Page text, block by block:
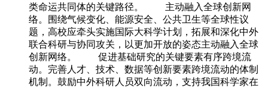
类命运共同体的关键路径。 主动融入全球创新网
络。围绕气候变化、能源安全、公共卫生等全球性议
题，高校应牵头实施国际大科学计划，拓展和深化中外
联合科研与协同攻关，以更加开放的姿态主动融入全球
创新网络。 促进基础研究的关键要素有序跨境流
动。完善人才、技术、数据等创新要素跨境流动的体制
机制。鼓励中外科研人员双向流动，支持我国科学家在